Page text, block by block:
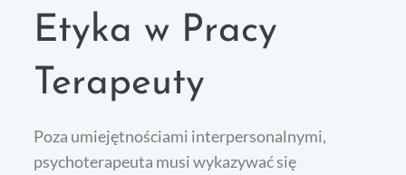
Etyka w Pracy
Terapeuty
Poza umiejętnościami interpersonalnymi,
psychoterapeuta musi wykazywać się